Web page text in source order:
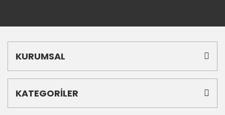
KURUMSAL
KATEGORİLER